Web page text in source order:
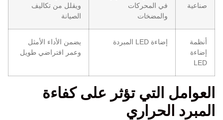
صناعية
في المحركات
والمضخات
ويقلل من تكاليف
الصيانة
أنظمة
إضاءة
LED
إضاءة LED المبردة
يضمن الأداء الأمثل
وعمر افتراضي طويل
العوامل التي تؤثر على كفاءة
المبرد الحراري